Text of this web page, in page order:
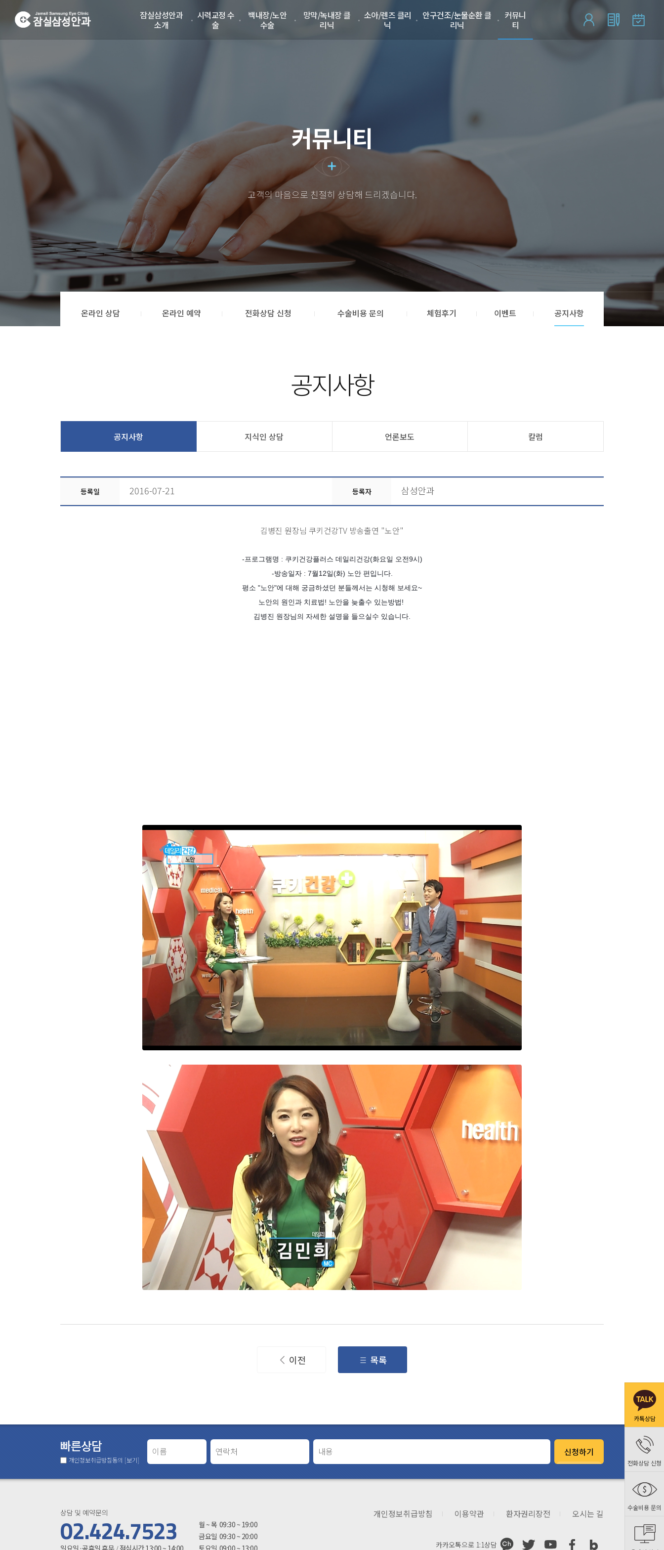
잠실삼성안과
소개
시력교정 수
술
백내장/노안
수술
망막/녹내장 클
리닉
소아/렌즈 클리
닉
안구건조/눈물순환 클
리닉
커뮤니
티
커뮤니티
고객의 마음으로 친절히 상담해 드리겠습니다.
온라인 상담 온라인 예약 전화상담 신청 수술비용 문의 체험후기 이벤트 공지사항
공지사항
공지사항 지식인 상담 언론보도 칼럼
등록일 2016-07-21 등록자 삼성안과
김병진 원장님 쿠키건강TV 방송출연 "노안"
-프로그램명 : 쿠키건강플러스 데일리건강(화요일 오전9시)
-방송일자 : 7월12일(화) 노안 편입니다.
평소 "노안"에 대해 궁금하셨던 분들께서는 시청해 보세요~
노안의 원인과 치료법! 노안을 늦출수 있는방법!
김병진 원장님의 자세한 설명을 들으실수 있습니다.
이전 목록
카톡상담
전화상담 신청
수술비용 문의
빠른상담
개인정보취급방침동의 [보기]
신청하기
개인정보취급방침 이용약관 환자권리장전 오시는 길
상담 및 예약문의
02.424.7523
월 ~ 목 09:30 ~ 19:00
금요일 09:30 ~ 20:00
토요일 09:00 ~ 13:00
일요일·공휴일 휴무 점심시간 13:00 ~ 14:00 카카오톡으로 1:1상담